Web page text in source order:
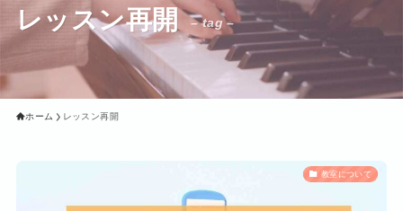
レッスン再開 – tag –
ホーム レッスン再開
教室について